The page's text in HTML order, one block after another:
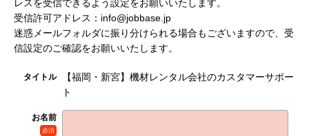
レスを受信できるよう設定をお願いいたします。
受信許可アドレス：info@jobbase.jp
迷惑メールフォルダに振り分けられる場合もございますので、受
信設定のご確認をお願いいたします。
タイトル
【福岡・新宮】機材レンタル会社のカスタマーサポー
ト
お名前
必須